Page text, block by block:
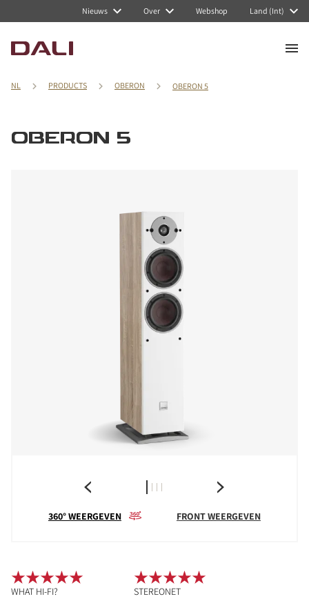
Nieuws Over Webshop Land (Int)
NL PRODUCTS OBERON OBERON 5
OBERON 5
360° WEERGEVEN FRONT WEERGEVEN
WHAT HI-FI? STEREONET